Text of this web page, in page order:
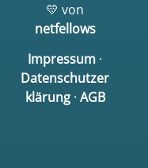
💛 von
netfellows
Impressum ·
Datenschutzer
klärung· AGB